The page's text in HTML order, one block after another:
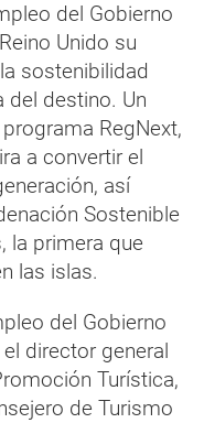
del Gobierno
Unido su
sostenibilidad
del destino. Un
RegNext,
a convertir el
así
Sostenible
la primera que
las islas.
del Gobierno
director general
Turística,
de Turismo